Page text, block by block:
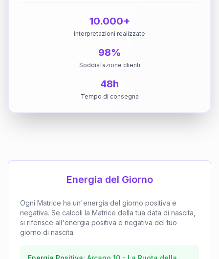
10.000+
Interpretazioni realizzate
98%
Soddisfazione clienti
48h
Tempo di consegna
Energia del Giorno
Ogni Matrice ha un'energia del giorno positiva e
negativa. Se calcoli la Matrice della tua data di nascita,
si riferisce all'energia positiva e negativa del tuo
giorno di nascita.